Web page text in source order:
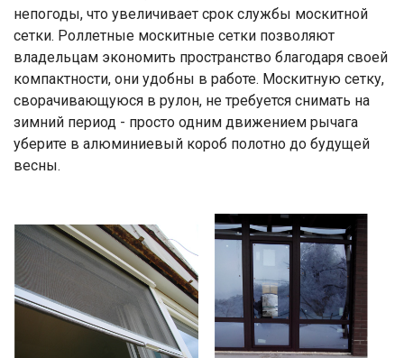
непогоды, что увеличивает срок службы москитной
сетки. Роллетные москитные сетки позволяют
владельцам экономить пространство благодаря своей
компактности, они удобны в работе. Москитную сетку,
сворачивающуюся в рулон, не требуется снимать на
зимний период - просто одним движением рычага
уберите в алюминиевый короб полотно до будущей
весны.